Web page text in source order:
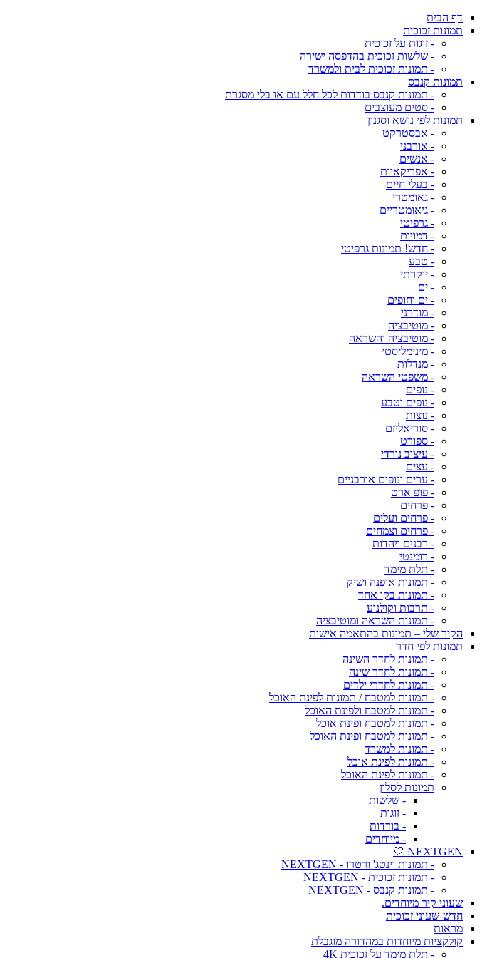
דף הבית
תמונות זכוכית
- זוגות על זכוכית
- שלשות זכוכית בהדפסה ישירה
- תמונות זכוכית לבית ולמשרד
תמונות קנבס
- תמונות קנבס בודדות לכל חלל עם או בלי מסגרת
- סטים מעוצבים
תמונות לפי נושא וסגנון
- אבסטרקט
- אורבני
- אנשים
- אפריקאיות
- בעלי חיים
- גאומטרי
- גיאומטריים
- גרפיטי
- דמויות
- חדש! תמונות גרפיטי
- טבע
- יוקרתי
- ים
- ים וחופים
- מודרני
- מוטיבציה
- מוטיבציה והשראה
- מינימליסטי
- מנדלות
- משפטי השראה
- נופים
- נופים וטבע
- נוצות
- סוריאליזם
- ספורט
- עיצוב נורדי
- עצים
- ערים ונופים אורבניים
- פופ ארט
- פרחים
- פרחים ועלים
- פרחים וצמחים
- רבנים ויהדות
- רומנטי
- תלת מימד
- תמונות אופנה ושיק
- תמונות בקו אחד
- תרבות וקולנוע
- תמונות השראה ומוטיבציה
הקיר שלי – תמונות בהתאמה אישית
תמונות לפי חדר
- תמונות לחדר השינה
- תמונות לחדר שינה
- תמונות לחדרי ילדים
- תמונות למטבח / תמונות לפינת האוכל
- תמונות למטבח ולפינת האוכל
- תמונות למטבח ופינת אוכל
- תמונות למטבח ופינת האוכל
- תמונות למשרד
- תמונות לפינת אוכל
- תמונות לפינת האוכל
תמונות לסלון
- שלשות
- זוגות
- בודדות
- מיוחדים
NEXTGEN 🤍
- תמונות וינטג' ורטרו - NEXTGEN
- תמונות זכוכית - NEXTGEN
- תמונות קנבס - NEXTGEN
שעוני קיר מיוחדים.
חדש-שעוני זכוכית
מראות
קולקציות מיוחדות במהדורה מוגבלת
- תלת מימד על זכוכית 4K